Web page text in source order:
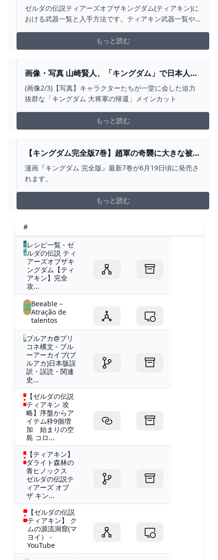
久値と効果【ゼルダの伝説ティアーズオブザキン
グダム】 - ゲームウィズ
ゼルダの伝説ティアーズオブザキングダム(ティアキン)に
おける武器一覧と入手方法です。ティアキン武器一覧や
もっと読む
画像・写真 山崎賢人、「キングダム」で日本人初
となる「THE BEST FROM THE EAST AWARD」受
賞(2/3) WEBザテレビジョン
(画像2/3)【写真】キャラクターたちが一堂に会した迫力
抜群な「キングダム 大将軍の帰還」メインカット
もっと読む
【キングダム完全版7巻】趙軍の奇襲に大きな被害
を受けた秦軍。飛信隊を逃がすため、羌カイと信
が趙軍総大将・ホウ煖に戦いを挑む！（ネタバレ
漫画『キングダム 完全版』最新7巻が6月19日頃に発売さ
れます。
もっと読む
#
レシピ一覧 - ゼ
ルダの伝説 ティ
アーズオブザキ
ングダム【ティ
アキン】完全
攻...
Beeable –
Atração de
talentos
ブルアカ@プリ
コネ構文 - ブル
ーアーカイブ(ブ
ルアカ)日本版誤
訳・誤読・関連
史...
【ゼルダの伝説
ティアキン 攻
略】序盤からア
イテム枠9個増
加 始まりの空
島 コロ...
【ティアキン】
ダライト森林の
青ヒノックス
ゼルダの伝説テ
ィアーズ オブ
ザ キン...
【ゼルダの伝説
ティアキン】 ク
ムの源流洞窟(マ
ヨイ） -
YouTube